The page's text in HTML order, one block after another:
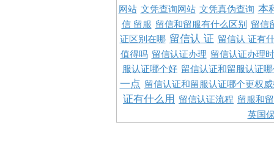
网站 文凭查询网站 文凭真伪查询 本
信 留服 留信和留服有什么区别
留信
证区别在哪 留信认 证 留信认 证有
值得吗 留信认证办理 留信认证办理
服认证哪个好 留信认证和留服认证
一点 留信认证和留服认证哪个更权
证有什么用 留信认证流程 留服和
英国